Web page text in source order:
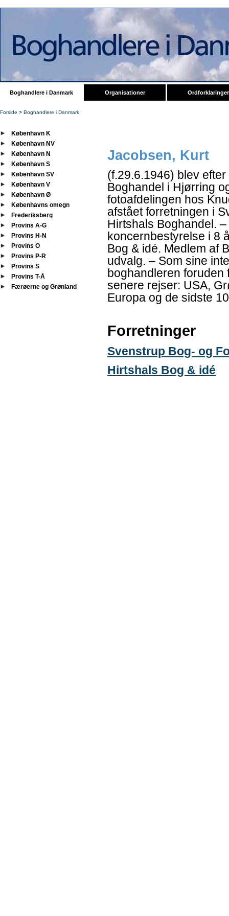
Boghandlere i Danmark Organisationer Ordforklaringer
Forside > Boghandlere i Danmark
København K
København NV
København N
København S
København SV
København V
København Ø
Københavns omegn
Frederiksberg
Provins A-G
Provins H-N
Provins O
Provins P-R
Provins S
Provins T-Å
Færøerne og Grønland
Jacobsen, Kurt
(f.29.6.1946) blev
Boghandel i Hjørring
fotoafdelingen hos
afstået forretningen i
Hirtshals Boghandel. –
koncernbestyrelse i 8
Bog & idé. Medlem af
udvalg. – Som sine
boghandleren
senere rejser: USA,
Europa og de sidste
Forretninger
Svenstrup Bog- og
Hirtshals Bog & idé